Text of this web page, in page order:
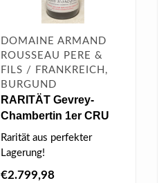
DOMAINE ARMAND
ROUSSEAU PERE &
FILS / FRANKREICH,
BURGUND
RARITÄT Gevrey-
Chambertin 1er CRU
Clos St. Jacques 2002
0.75 l
Rarität aus perfekter
Lagerung!
€2.799,98